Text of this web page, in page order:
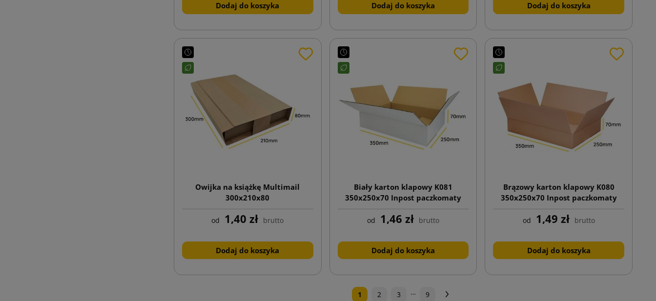
Dodaj do koszyka Dodaj do koszyka Dodaj do koszyka
Owijka na książkę Multimail
300x210x80
od 1,40 zł brutto
Dodaj do koszyka
Biały karton klapowy K081
350x250x70 Inpost paczkomaty
gabaryt A
od 1,46 zł brutto
Dodaj do koszyka
Brązowy karton klapowy K080
350x250x70 Inpost paczkomaty
gabaryt A
od 1,49 zł brutto
Dodaj do koszyka
1 2 3 … 9